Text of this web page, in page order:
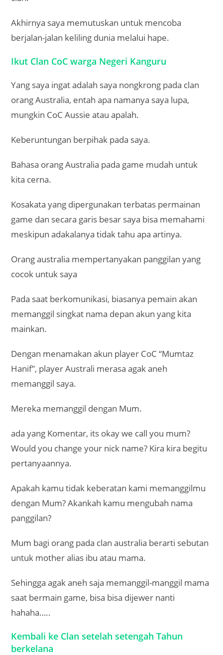
Akhirnya saya memutuskan untuk mencoba
berjalan-jalan keliling dunia melalui hape.
Ikut Clan CoC warga Negeri Kanguru
Yang saya ingat adalah saya nongkrong pada clan
orang Australia, entah apa namanya saya lupa,
mungkin CoC Aussie atau apalah.
Keberuntungan berpihak pada saya.
Bahasa orang Australia pada game mudah untuk
kita cerna.
Kosakata yang dipergunakan terbatas permainan
game dan secara garis besar saya bisa memahami
meskipun adakalanya tidak tahu apa artinya.
Orang australia mempertanyakan panggilan yang
cocok untuk saya
Pada saat berkomunikasi, biasanya pemain akan
memanggil singkat nama depan akun yang kita
mainkan.
Dengan menamakan akun player CoC “Mumtaz
Hanif”, player Australi merasa agak aneh
memanggil saya.
Mereka memanggil dengan Mum.
ada yang Komentar, its okay we call you mum?
Would you change your nick name? Kira kira begitu
pertanyaannya.
Apakah kamu tidak keberatan kami memanggilmu
dengan Mum? Akankah kamu mengubah nama
panggilan?
Mum bagi orang pada clan australia berarti sebutan
untuk mother alias ibu atau mama.
Sehingga agak aneh saja memanggil-manggil mama
saat bermain game, bisa bisa dijewer nanti
hahaha…..
Kembali ke Clan setelah setengah Tahun
berkelana